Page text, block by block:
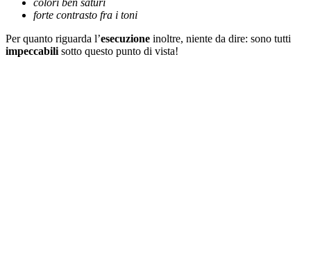
forte contrasto fra i toni
Per quanto riguarda l’esecuzione inoltre, niente da dire: sono tutti
impeccabili sotto questo punto di vista!